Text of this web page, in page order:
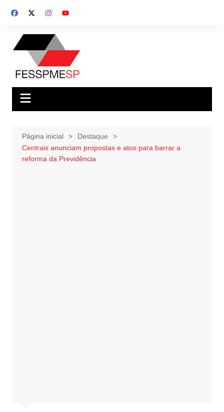
para
conteúdo
Página inicial
Destaque
Centrais anunciam propostas e atos para barrar a
reforma da Previdência